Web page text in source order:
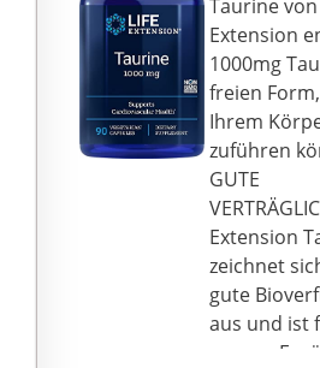
ittel und
einfache
Geld-
Wir wollen
Kunden
24 Monate
Kauf geben
unsere
Taurine
Extension
1000mg
freien
Ihrem
zuführen
GUTE
Extension
zeichnet
gute
aus und ist
vegane